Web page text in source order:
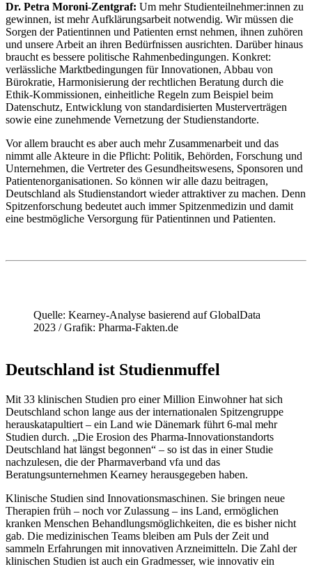
Dr. Petra Moroni-Zentgraf: Um mehr Studienteilnehmer:innen zu
gewinnen, ist mehr Aufklärungsarbeit notwendig. Wir müssen die
Sorgen der Patientinnen und Patienten ernst nehmen, ihnen zuhören
und unsere Arbeit an ihren Bedürfnissen ausrichten. Darüber hinaus
braucht es bessere politische Rahmenbedingungen. Konkret:
verlässliche Marktbedingungen für Innovationen, Abbau von
Bürokratie, Harmonisierung der rechtlichen Beratung durch die
Ethik-Kommissionen, einheitliche Regeln zum Beispiel beim
Datenschutz, Entwicklung von standardisierten Musterverträgen
sowie eine zunehmende Vernetzung der Studienstandorte.
Vor allem braucht es aber auch mehr Zusammenarbeit und das
nimmt alle Akteure in die Pflicht: Politik, Behörden, Forschung und
Unternehmen, die Vertreter des Gesundheitswesens, Sponsoren und
Patientenorganisationen. So können wir alle dazu beitragen,
Deutschland als Studienstandort wieder attraktiver zu machen. Denn
Spitzenforschung bedeutet auch immer Spitzenmedizin und damit
eine bestmögliche Versorgung für Patientinnen und Patienten.
Quelle: Kearney-Analyse basierend auf GlobalData
2023 / Grafik: Pharma-Fakten.de
Deutschland ist Studienmuffel
Mit 33 klinischen Studien pro einer Million Einwohner hat sich
Deutschland schon lange aus der internationalen Spitzengruppe
herauskatapultiert – ein Land wie Dänemark führt 6-mal mehr
Studien durch. „Die Erosion des Pharma-Innovationstandorts
Deutschland hat längst begonnen“ – so ist das in einer Studie
nachzulesen, die der Pharmaverband vfa und das
Beratungsunternehmen Kearney herausgegeben haben.
Klinische Studien sind Innovationsmaschinen. Sie bringen neue
Therapien früh – noch vor Zulassung – ins Land, ermöglichen
kranken Menschen Behandlungsmöglichkeiten, die es bisher nicht
gab. Die medizinischen Teams bleiben am Puls der Zeit und
sammeln Erfahrungen mit innovativen Arzneimitteln. Die Zahl der
klinischen Studien ist auch ein Gradmesser, wie innovativ ein